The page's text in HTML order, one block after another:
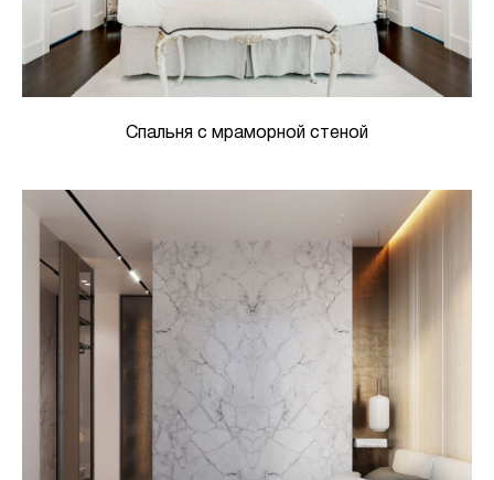
Спальня с мраморной стеной